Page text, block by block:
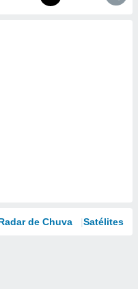
de Chuva Satélites